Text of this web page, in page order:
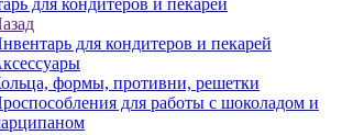
для кондитеров и пекарей
для кондитеров и пекарей
формы, противни, решетки
для работы с шоколадом и